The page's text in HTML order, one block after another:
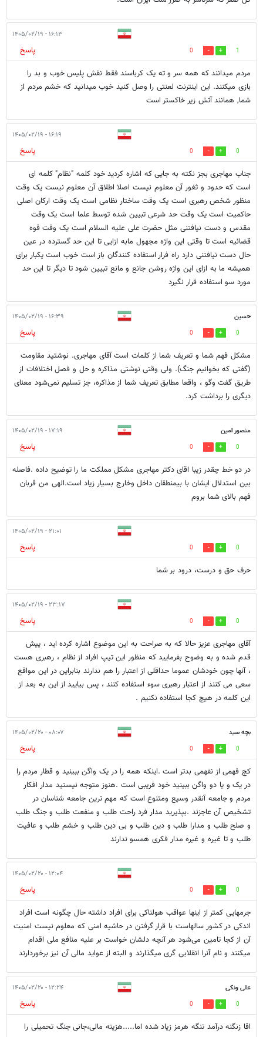
۱۶:۱۳ - ۱۴۰۵/۰۲/۱۹
1
0
پاسخ
مردم میدانند که همه سر و ته یک کرباسند فقط نقش پلیس خوب و بد را
بازی میکنند. این اینترنت لعنتی را وصل کنید خوب میدانید که خشم مردم از
شما, همانند آتش زیر خاکستر است
۱۶:۱۹ - ۱۴۰۵/۰۲/۱۹
0
0
پاسخ
جناب مهاجری بجز نکته به جایی که اشاره کردید خود کلمه "نظام" کلمه ای
است که حدود و ثغور آن معلوم نیست اصلا اطلاق آن معلوم نیست یک وقت
منظور شخص رهبری است یک وقت ساختار نظامی است یک وقت ارکان اصلی
حاکمیت است یک وقت حد شرعی تبیین شده توسط علما است یک وقت
مقدس و دست نیافتنی مثل حضرت علی علیه السلام است یک وقت قوه
قضائیه است تا وقتی این واژه مجهول مابه ازایی تا این حد گسترده در عین
حال دست نیافتنی دارد راه فرار استفاده کنندگان باز است خوب است یکبار برای
همیشه ما به ازای این واژه روشن جانع و مانع تبیین شود تا دیگر تا این حد
مورد سو استفاده قرار نگیرد
حسین ۱۶:۳۹ - ۱۴۰۵/۰۲/۱۹
0
0
پاسخ
مشکل فهم شما و تعریف شما از کلمات است آقای مهاجری. نوشتید مقاومت
(گفتی که بخوانیم جنگ). ولی وقتی نوشتی مذاکره و حل و فصل اختلافات از
طریق گفت وگو ، واقعا مطابق تعریف شما از مذاکره، جز تسلیم نمی‌شود معنای
دیگری را برداشت کرد.
منصور امین ۱۷:۱۹ - ۱۴۰۵/۰۲/۱۹
0
0
پاسخ
در دو خط چقدر زیبا اقای دکتر مهاجری مشکل مملکت ما را توضیح داده .فاصله
بین استدلال ایشان با بیمنطقان داخل وخارج بسیار زیاد است.الهی من قربان
فهم بالای شما بروم
۲۱:۰۱ - ۱۴۰۵/۰۲/۱۹
0
0
پاسخ
حرف حق و درست، درود بر شما
۲۳:۱۷ - ۱۴۰۵/۰۲/۱۹
0
0
پاسخ
آقای مهاجری عزیز حالا که به صراحت به این موضوع اشاره کرده اید ، پیش
قدم شده و به وضوح بفرمایید که منظور این تیپ افراد از نظام ، رهبری هست
، آنها چون خودشان عموما حداقلی از اعتبار را هم ندارند بنابراین در این مواقع
سعی می کنند از اعتبار رهبری سوء استفاده کنند ، پس بیایید از این به بعد از
این کلمه در هیچ کجا استفاده نکنیم .
بچه سید ۰۸:۰۷ - ۱۴۰۵/۰۲/۲۰
0
0
پاسخ
کج فهمی از نفهمی بدتر است .اینکه همه را در یک واگن ببینید و قطار مردم را
در یک و یا دو واگن ببینید خود فریبی است .هنوز متوجه نیستید مدار افکار
مردم و جامعه آنقدر وسیع ومتنوع است که مهم ترین جامعه شناسان در
تشخیص آن عاجزند .بپذیرید مدار فرد راحت طلب و منفعت طلب و جنگ طلب
و صلح طلب و مدارا طلب و دین طلب و بی دین طلب و خشم طلب و عافیت
طلب و تا غیره و غیره مدار فکری همسو ندارند
۱۲:۰۴ - ۱۴۰۵/۰۲/۲۰
0
0
پاسخ
جرمهایی کمتر از اینها عواقب هولناکی برای افراد داشته حال چگونه است افراد
اندکی در کشور سالهاست با قرار گرفتن در حاشیه امنی که معلوم نیست امنیت
آن از کجا تامین می‌شود هر آنچه دلشان خواست بر علیه منافع ملی اقدام
میکنند و نام آنرا انقلابی گری میگذارند و البته از عواید مالی آن نیز برخوردارند
علی ونکی ۱۲:۲۴ - ۱۴۰۵/۰۲/۲۰
0
0
پاسخ
اقا زنگنه درآمد تنگه هرمز زیاد شده اما.....هزینه مالی،جانی جنگ تحمیلی را